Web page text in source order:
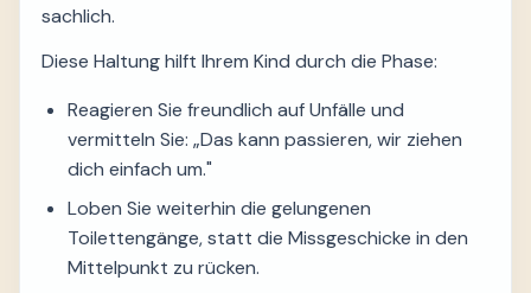
sachlich.
Diese Haltung hilft Ihrem Kind durch die Phase:
Reagieren Sie freundlich auf Unfälle und
vermitteln Sie: „Das kann passieren, wir ziehen
dich einfach um."
Loben Sie weiterhin die gelungenen
Toilettengänge, statt die Missgeschicke in den
Mittelpunkt zu rücken.